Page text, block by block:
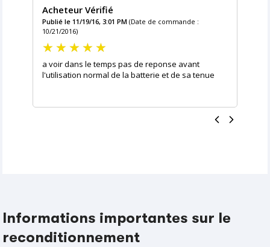
Acheteur Vérifié
Publié le 11/19/16, 3:01 PM (Date de commande :
10/21/2016)
a voir dans le temps pas de reponse avant
l'utilisation normal de la batterie et de sa tenue
Informations importantes sur le
reconditionnement